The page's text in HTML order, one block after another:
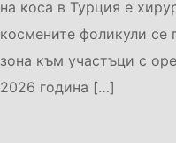
на коса в Турция е
космените фоликули се
зона към участъци с
2026 година […]